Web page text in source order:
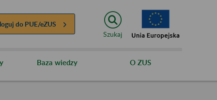
do PUE/eZUS
Szukaj
Baza wiedzy O ZUS